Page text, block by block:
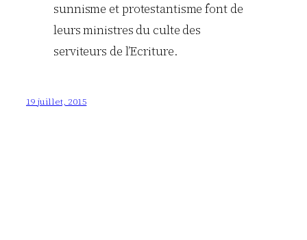
sunnisme et protestantisme font de
leurs ministres du culte des
serviteurs de l’Ecriture.
19 juillet, 2015